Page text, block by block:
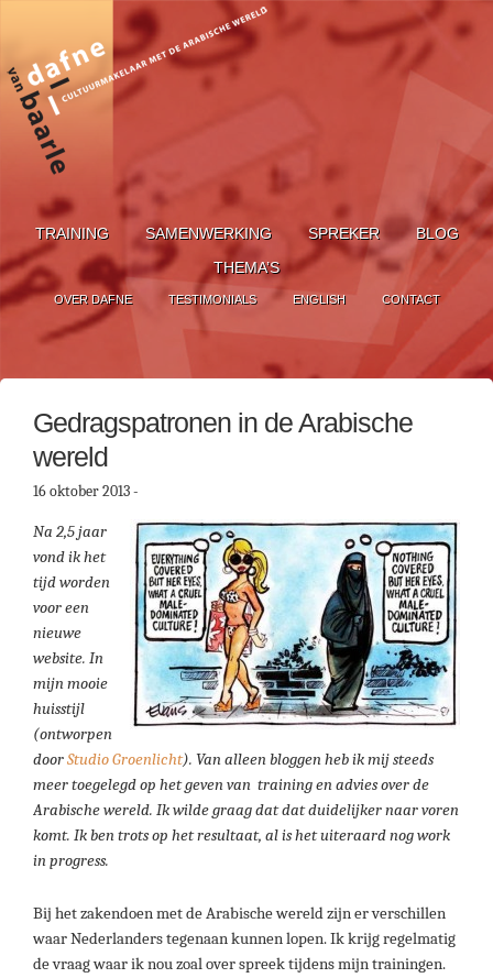
TRAINING SAMENWERKING SPREKER
BLOG
THEMA’S
OVER DAFNE TESTIMONIALS ENGLISH CONTACT
Gedragspatronen in de Arabische
wereld
16 oktober 2013-
Na 2,5 jaar
vond ik het
tijd worden
voor een
nieuwe
website. In
mijn mooie
huisstijl
(ontworpen
doorStudio Groenlicht). Van alleen bloggen heb ik mij steeds
meer toegelegd op het geven van training en advies over de
Arabische wereld. Ik wilde graag dat dat duidelijker naar voren
komt. Ik ben trots op het resultaat, al is het uiteraard nog work
in progress.
Bij het zakendoen met de Arabische wereld zijn er verschillen
waar Nederlanders tegenaan kunnen lopen. Ik krijg regelmatig
de vraag waar ik nou zoal over spreek tijdens mijn trainingen.